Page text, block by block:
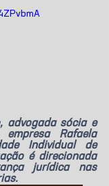
advogada sócia e
Rafaela
Individual de
é direcionada
jurídica nas